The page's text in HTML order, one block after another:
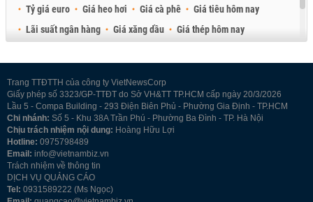
Tỷ giá euro
Giá heo hơi Giá cà phê
Giá tiêu hôm nay
Lãi suất ngân hàng
Giá xăng dầu
Giá thép hôm nay
Trang TTĐTTH của công ty VietNewsCorp
Giấy phép số 3323/GP-TTĐT do Sở VH&TT TP.HCM cấp ngày 20/3/2026
Lầu 5 - Compa Building - 293 Điện Biên Phủ - Phường Gia Định - TP.HCM
Chi nhánh: Số 5 - Khu 38A Trần Phú - Phường Ba Đình - TP. Hà Nội
Chịu trách nhiệm nội dung: Hoàng Hữu Lợi
Hotline: 0975798489
Email: info@vietnambiz.vn
Trách nhiệm về thông tin
DỊCH VỤ QUẢNG CÁO
Tel: 0931589222 (Ms Ngọc)